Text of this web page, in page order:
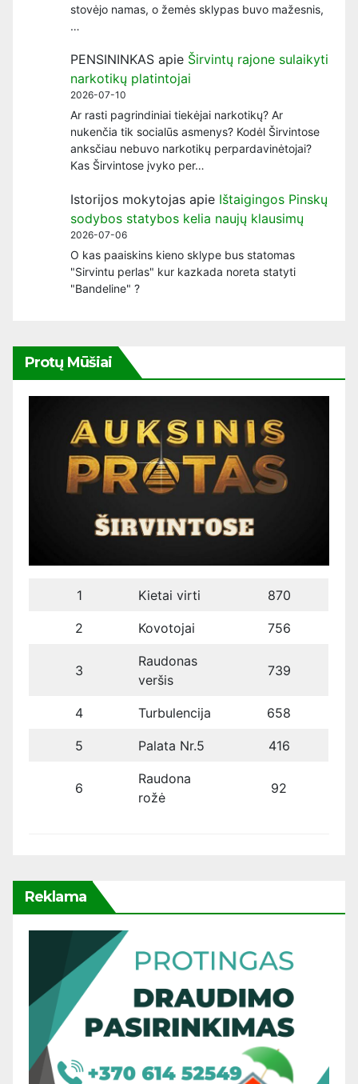
stovėjo namas, o žemės sklypas buvo mažesnis,
…
PENSININKAS apie Širvintų rajone sulaikyti
narkotikų platintojai
2026-07-10
Ar rasti pagrindiniai tiekėjai narkotikų? Ar
nukenčia tik socialūs asmenys? Kodėl Širvintose
anksčiau nebuvo narkotikų perpardavinėtojai?
Kas Širvintose įvyko per…
Istorijos mokytojas apie Ištaigingos Pinskų
sodybos statybos kelia naujų klausimų
2026-07-06
O kas paaiskins kieno sklype bus statomas
"Sirvintu perlas" kur kazkada noreta statyti
"Bandeline" ?
Protų Mūšiai
1 Kietai virti 870
2 Kovotojai 756
3
Raudonas
veršis
739
4 Turbulencija 658
5 Palata Nr.5 416
6
Raudona
rožė
92
Reklama